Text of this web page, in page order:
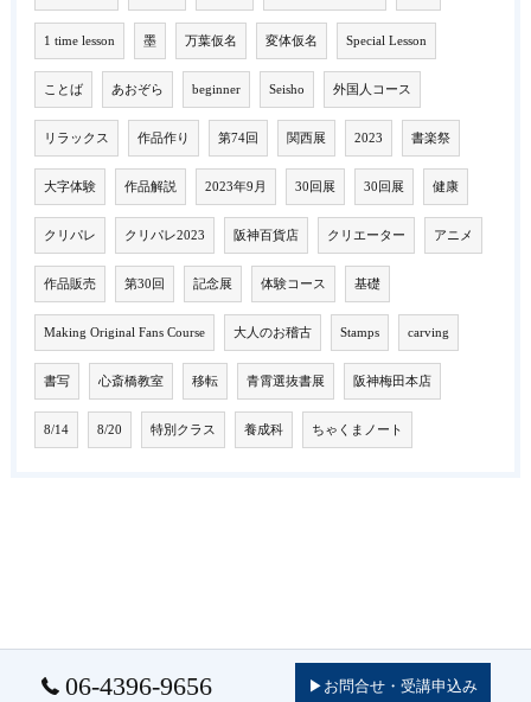
1 time lesson 墨 万葉仮名 変体仮名 Special Lesson
ことば あおぞら beginner Seisho 外国人コース
リラックス 作品作り 第74回 関西展 2023 書楽祭
大字体験 作品解説 2023年9月 30回展 30回展 健康
クリパレ クリパレ2023 阪神百貨店 クリエーター アニメ
作品販売 第30回 記念展 体験コース 基礎
Making Original Fans Course 大人のお稽古 Stamps carving
書写 心斎橋教室 移転 青霄選抜書展 阪神梅田本店
8/14 8/20 特別クラス 養成科 ちゃくまノート
06-4396-9656 ▶お問合せ・受講申込み